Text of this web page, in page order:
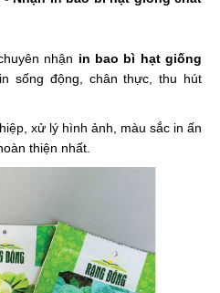
nhận in bao bì hạt giống
sống động, chân thực, thu hút
xử lý hình ảnh, màu sắc in ấn
thiện nhất.